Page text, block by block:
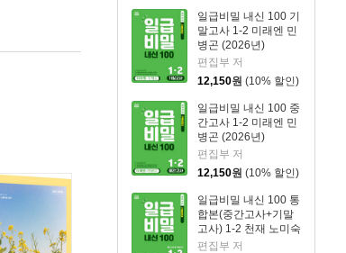
일급비밀 내신 100 기
말고사 1-2 미래엔 민
병곤 (2026년)
편집부 저
12,150원 (10% 할인)
일급비밀 내신 100 중
간고사 1-2 미래엔 민
병곤 (2026년)
편집부 저
12,150원 (10% 할인)
일급비밀 내신 100 통
합본(중간고사+기말
고사) 1-2 천재 노미숙
(2026년)
편집부 저